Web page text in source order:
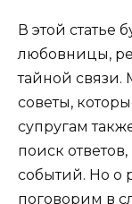
В этой статье
любовницы,
тайной
советы,
супругам
поиск
событий. Но о
поговорим в